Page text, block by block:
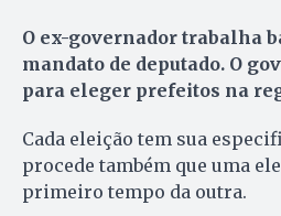
O ex-governador trabalha
mandato de deputado. O
para eleger prefeitos na
Cada eleição tem sua
procede também que uma
primeiro tempo da outra.